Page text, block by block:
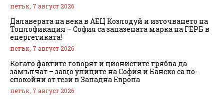
петък, 7 август 2026
Далаверата на века в АЕЦ Козлодуй и източването на
Топлофикация – София са запазената марка на ГЕРБ в
енергетиката!
петък, 7 август 2026
Когато фактите говорят и ционистите трябва да
замълчат – защо улиците на София и Банско са по-
спокойни от тези в Западна Европа
петък, 7 август 2026